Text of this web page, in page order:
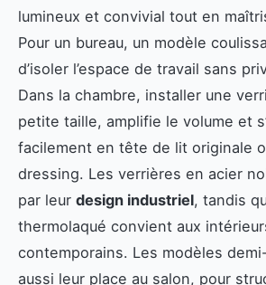
lumineux et convivial tout en
Pour un bureau, un modèle
d’isoler l’espace de travail sans
Dans la chambre, installer une
petite taille, amplifie le volume et
facilement en tête de lit originale
dressing. Les verrières en acier
par leur design industriel, tandis
thermolaqué convient aux
contemporains. Les modèles
aussi leur place au salon, pour